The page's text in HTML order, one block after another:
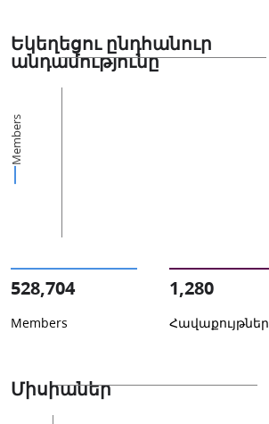
Եկեղեցու ընդհանուր
անդամությունը
Members
528,704
Members
1,280
Հավաքույթներ
Միսիաներ